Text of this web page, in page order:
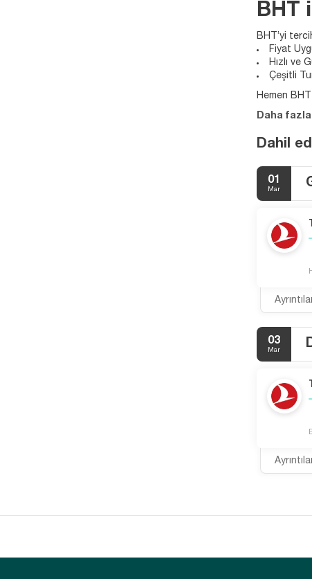
BHT
BHT’yi
Fiyat
Hızlı ve
Çeşitli
Hemen
Daha
Dahil
01
Mar
03
Mar